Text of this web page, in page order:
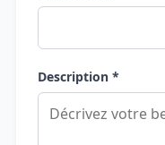
Description *